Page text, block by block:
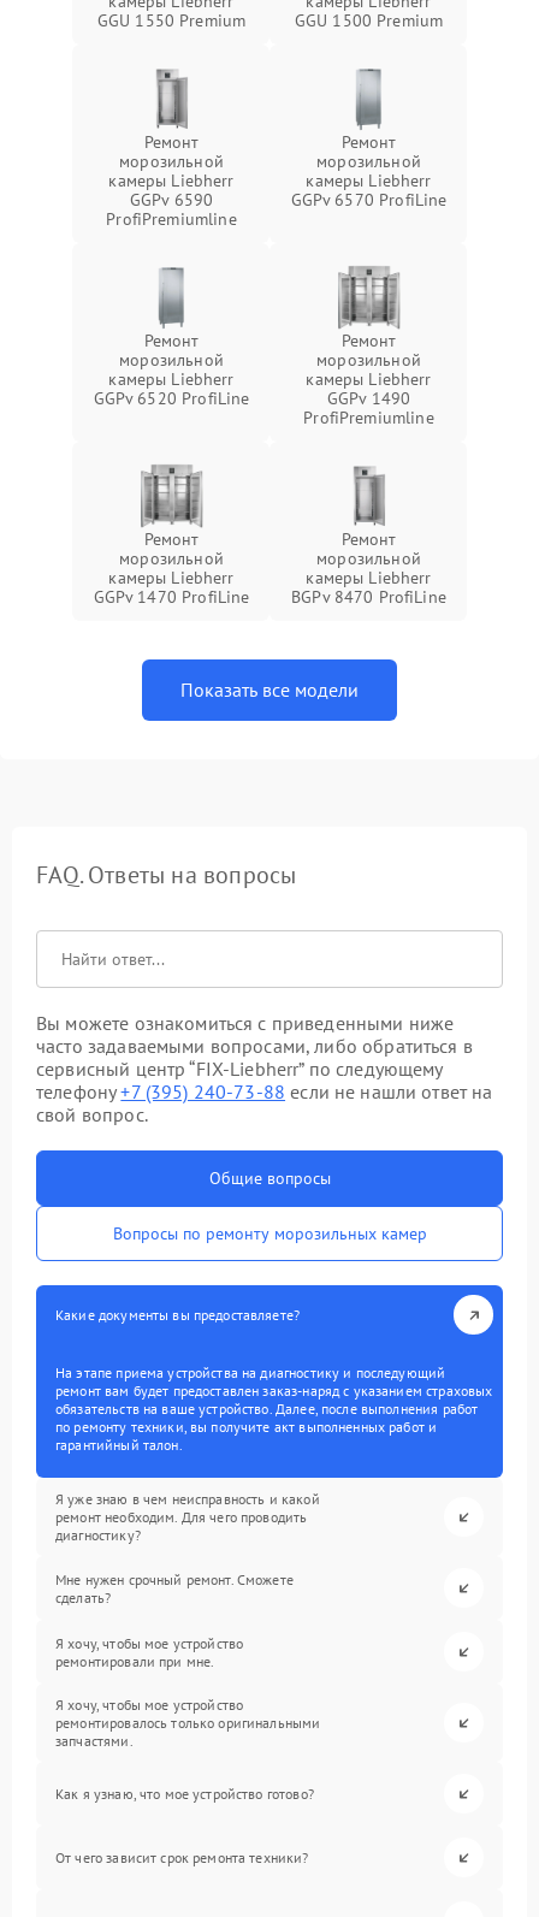
GGU 1550 Premium
GGU 1500 Premium
Ремонт
морозильной
камеры Liebherr
GGPv 6590
ProfiPremiumline
Ремонт
морозильной
камеры Liebherr
GGPv 6570 ProfiLine
Ремонт
морозильной
камеры Liebherr
GGPv 6520 ProfiLine
Ремонт
морозильной
камеры Liebherr
GGPv 1490
ProfiPremiumline
Ремонт
морозильной
камеры Liebherr
GGPv 1470 ProfiLine
Ремонт
морозильной
камеры Liebherr
BGPv 8470 ProfiLine
Показать все модели
FAQ. Ответы на вопросы
Вы можете ознакомиться с приведенными ниже
часто задаваемыми вопросами, либо обратиться в
сервисный центр “FIX-Liebherr” по следующему
телефону+7 (395) 240-73-88 если не нашли ответ на
свой вопрос.
Общие вопросы
Вопросы по ремонту морозильных камер
Какие документы вы предоставляете?
На этапе приема устройства на диагностику и последующий
ремонт вам будет предоставлен заказ-наряд с указанием страховых
обязательств на ваше устройство. Далее, после выполнения работ
по ремонту техники, вы получите акт выполненных работ и
гарантийный талон.
Я уже знаю в чем неисправность и какой
ремонт необходим. Для чего проводить
диагностику?
Мне нужен срочный ремонт. Сможете
сделать?
Я хочу, чтобы мое устройство
ремонтировали при мне.
Я хочу, чтобы мое устройство
ремонтировалось только оригинальными
запчастями.
Как я узнаю, что мое устройство готово?
От чего зависит срок ремонта техники?